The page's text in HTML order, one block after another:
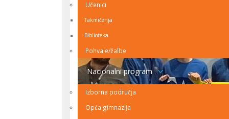
Učenici
Takmičenja
Biblioteka
Pohvale/žalbe
Nacionalni program
Izborna područja
Opća gimnazija